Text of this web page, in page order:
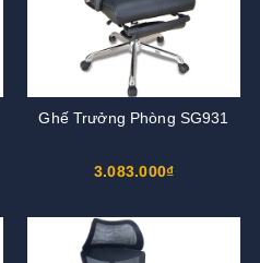
Ghế Trưởng Phòng SG931
3.083.000₫